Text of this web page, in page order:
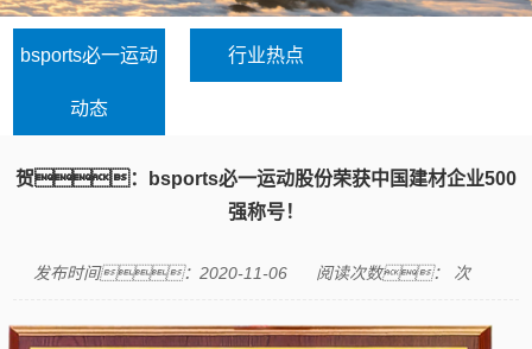
bsports必一运动
动态
行业热点
贺：bsports必一运动股份荣获中国建材企业500
强称号！
发布时间：2020-11-06 阅读次数： 次